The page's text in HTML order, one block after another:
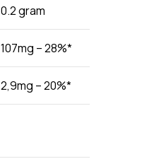
0.2 gram
107mg – 28%*
2,9mg – 20%*